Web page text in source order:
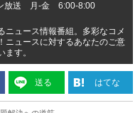
放送 月-金 6:00-8:00
ニュース情報番組。多彩なコメ
ニュースに対するあなたのご意
ます。
送る はてな